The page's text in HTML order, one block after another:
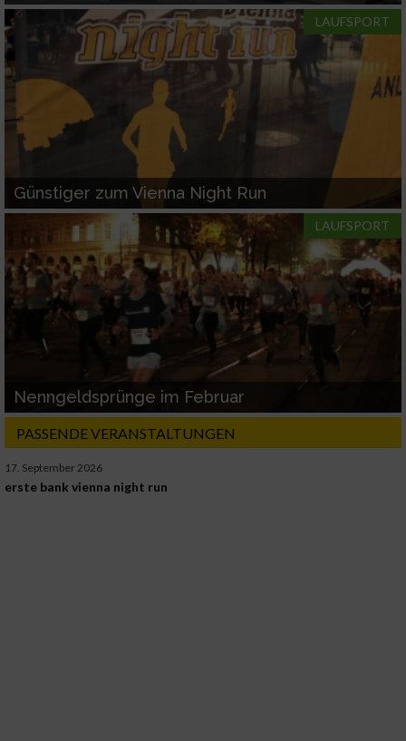
LAUFSPORT
Günstiger zum Vienna Night Run
LAUFSPORT
Nenngeldsprünge im Februar
PASSENDE VERANSTALTUNGEN
17. September 2026
erste bank vienna night run